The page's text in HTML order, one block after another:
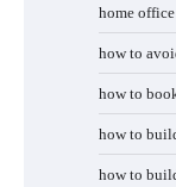
home
how to
how to
how to
how to